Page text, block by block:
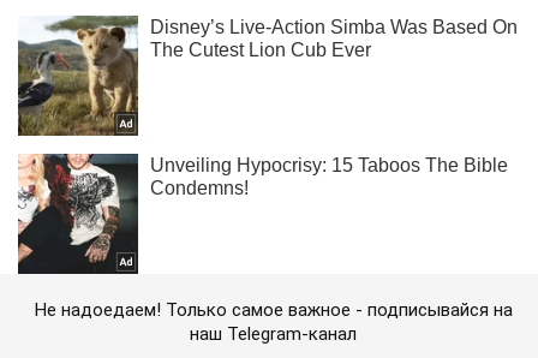
Не надоедаем! Только самое важное - подписывайся на
наш Telegram-канал